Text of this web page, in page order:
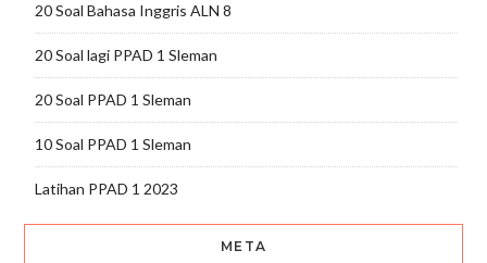
20 Soal Bahasa Inggris ALN 8
20 Soal lagi PPAD 1 Sleman
20 Soal PPAD 1 Sleman
10 Soal PPAD 1 Sleman
Latihan PPAD 1 2023
META